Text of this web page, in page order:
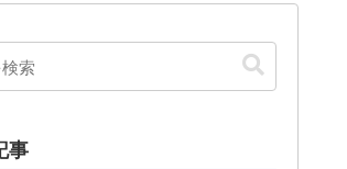
事